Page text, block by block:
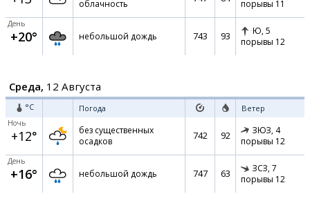
облачность
порывы 11
День
+20° небольшой дождь 743 93 Ю, 5
порывы 12
Среда, 12 Августа
°C Погода Ветер
Ночь
+12°
без существенных
осадков
742 92 ЗЮЗ, 4
порывы 12
День
+16° небольшой дождь 747 63 ЗСЗ, 7
порывы 12